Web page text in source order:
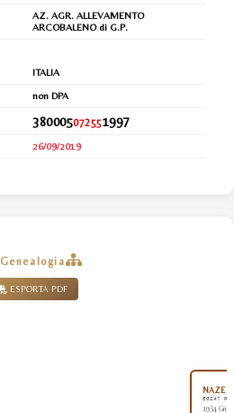
AZ. AGR. ALLEVAMENTO
ARCOBALENO di G.P.
ITALIA
non DPA
380005072551997
26/09/2019
Genealogia
ESPORTA PDF
EG247 RAS
1934 Grigio